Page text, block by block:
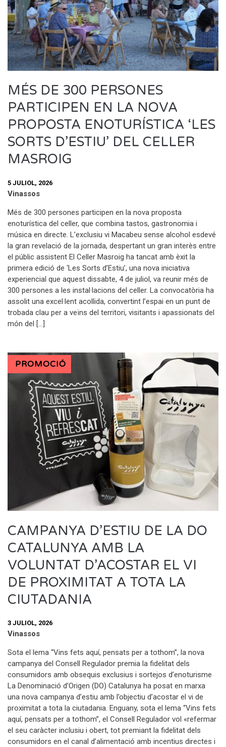
MÉS DE 300 PERSONES
PARTICIPEN EN LA NOVA
PROPOSTA ENOTURÍSTICA ‘LES
SORTS D’ESTIU’ DEL CELLER
MASROIG
5 JULIOL, 2026
Vinassos
Més de 300 persones participen en la nova proposta
enoturística del celler, que combina tastos, gastronomia i
música en directe. L’exclusiu vi Macabeu sense alcohol esdevé
la gran revelació de la jornada, despertant un gran interès entre
el públic assistent El Celler Masroig ha tancat amb èxit la
primera edició de ‘Les Sorts d’Estiu’, una nova iniciativa
experiencial que aquest dissabte, 4 de juliol, va reunir més de
300 persones a les instal·lacions del celler. La convocatòria ha
assolit una excel·lent acollida, convertint l’espai en un punt de
trobada clau per a veïns del territori, visitants i apassionats del
món del […]
PROMOCIÓ
CAMPANYA D’ESTIU DE LA DO
CATALUNYA AMB LA
VOLUNTAT D’ACOSTAR EL VI
DE PROXIMITAT A TOTA LA
CIUTADANIA
3 JULIOL, 2026
Vinassos
Sota el lema “Vins fets aquí, pensats per a tothom”, la nova
campanya del Consell Regulador premia la fidelitat dels
consumidors amb obsequis exclusius i sortejos d’enoturisme
La Denominació d’Origen (DO) Catalunya ha posat en marxa
una nova campanya d’estiu amb l’objectiu d’acostar el vi de
proximitat a tota la ciutadania. Enguany, sota el lema “Vins fets
aquí, pensats per a tothom”, el Consell Regulador vol «refermar
el seu caràcter inclusiu i obert, tot premiant la fidelitat dels
consumidors en el canal d’alimentació amb incentius directes i